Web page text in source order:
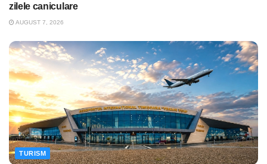
zilele caniculare
AUGUST 7, 2026
TURISM